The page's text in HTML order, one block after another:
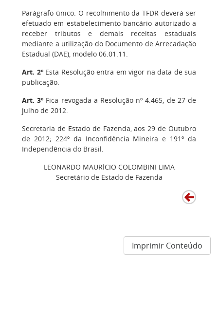
Parágrafo único. O recolhimento da TFDR deverá ser
efetuado em estabelecimento bancário autorizado a
receber tributos e demais receitas estaduais
mediante a utilização do Documento de Arrecadação
Estadual (DAE), modelo 06.01.11.
Art. 2ºEsta Resolução entra em vigor na data de sua
publicação.
Art. 3º Fica revogada a Resolução nº 4.465, de 27 de
julho de 2012.
Secretaria de Estado de Fazenda, aos 29 de Outubro
de 2012; 224º da Inconfidência Mineira e 191º da
Independência do Brasil.
LEONARDO MAURÍCIO COLOMBINI LIMA
Secretário de Estado de Fazenda
Imprimir Conteúdo